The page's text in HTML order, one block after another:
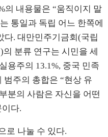
의 내용물은 “움직이지 말
통일과 독립 어느 한쪽에
다. 대만민주기금회(국립
분류 연구는 시민을 세
용주의 13.1%, 중국 민족
범주의 총합은 “현상 유
분의 사람은 자신을 어떤
다.
로 나눌 수 있다.